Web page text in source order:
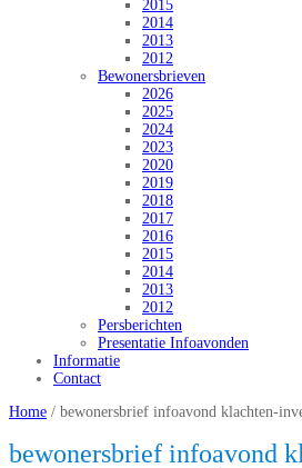
2015
2014
2013
2012
Bewonersbrieven
2026
2025
2024
2023
2020
2019
2018
2017
2016
2015
2014
2013
2012
Persberichten
Presentatie Infoavonden
Informatie
Contact
Home / bewonersbrief infoavond klachten-
bewonersbrief infoavond